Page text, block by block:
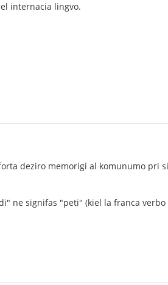
internacia lingvo.
deziro memorigi al komunumo pri
ne signifas "peti" (kiel la franca